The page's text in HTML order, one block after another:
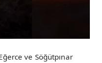
ve Söğütpınar